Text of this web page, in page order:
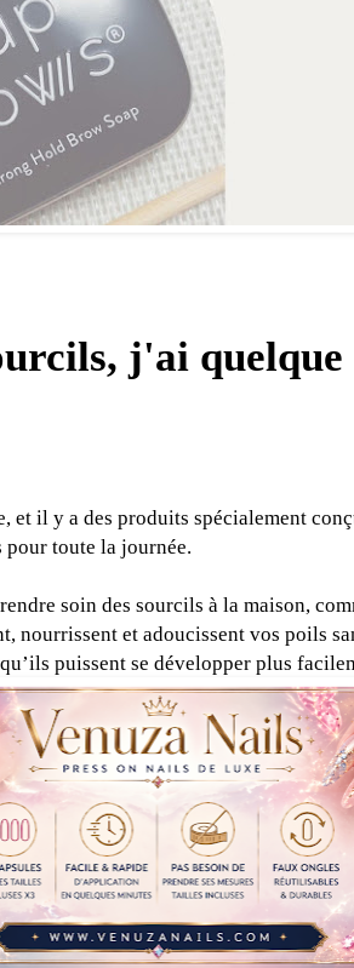
j'ai quelque
et il y a des produits spécialement
pour toute la journée.
soin des sourcils à la maison,
nourrissent et adoucissent vos poils
puissent se développer plus